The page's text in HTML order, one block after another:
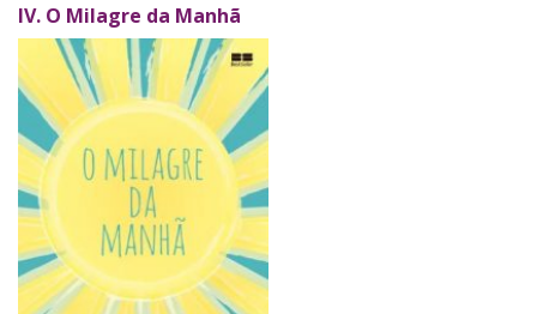
IV. O Milagre da Manhã